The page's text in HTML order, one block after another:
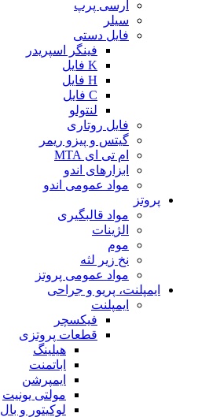
آرسی پرپ
سیلر
فایل دستی
فینگر اسپریدر
K فایل
H فایل
C فایل
لنتولو
فایل روتاری
گیتس و پیزو ریمر
ام تی ای MTA
ابزارهای اندو
مواد عمومی اندو
پروتز
مواد قالبگیری
الژینات
موم
نخ زیر لثه
مواد عمومی پروتز
ایمپلنت، پریو و جراحی
ایمپلنت
فیکسچر
قطعات پروتزی
هیلینگ
اباتمنت
ایمپرشن
مولتی یونیت
لوکیتور و بال